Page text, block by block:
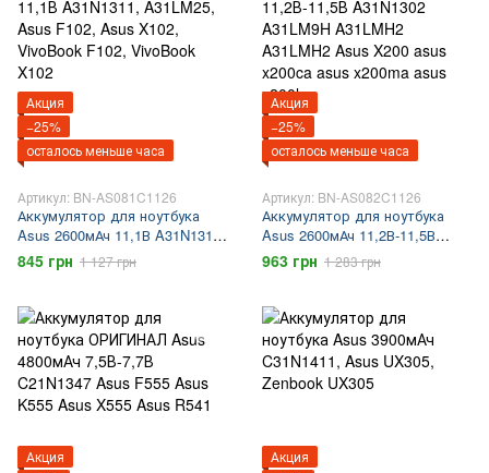
Акция
−25%
осталось меньше часа
Артикул: BN-AS081C1126
Аккумулятор для ноутбука
Asus 2600мАч 11,1В A31N1311,
A31LM25, Asus F102, Asus
X102, VivoBook F102, VivoBook
845 грн 1 127 грн
Акция
−25%
осталось меньше часа
Артикул: BN-AS082C1126
Аккумулятор для ноутбука
Asus 2600мАч 11,2В-11,5В
A31N1302 A31LM9H A31LMH2
A31LMH2 Asus X200 asus
x200la
963 грн 1 283 грн
Акция
Акция